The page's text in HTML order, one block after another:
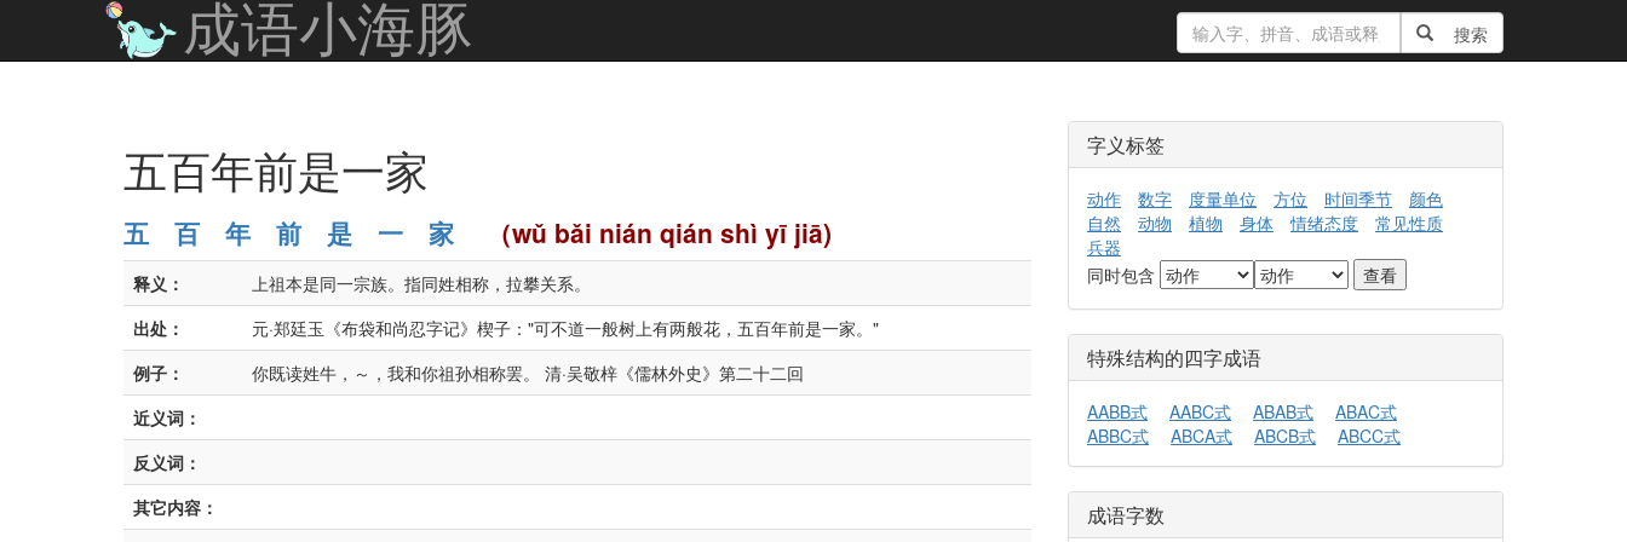
成语小海豚 搜索
五百年前是一家
五 百 年 前 是 一 家 （wǔ bǎi nián qián shì yī jiā)
释义：
上祖本是同一宗族。指同姓相称，拉攀关系。
出处：
元·郑廷玉《布袋和尚忍字记》楔子："可不道一般树上有两般花，五百年前是一家。"
例子：
你既读姓牛，～，我和你祖孙相称罢。 清·吴敬梓《儒林外史》第二十二回
近义词：
反义词：
其它内容：
字义标签
动作 数字 度量单位 方位 时间季节
颜色
自然
动物 植物 身体 情绪态度
常见性质
兵器
同时包含
特殊结构的四字成语
AABB式 AABC式 ABAB式
ABAC式
ABBC式
ABCA式 ABCB式 ABCC式
成语字数